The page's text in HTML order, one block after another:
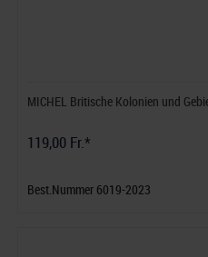
MICHEL Britische Kolonien und
119,00 Fr.*
Best.Nummer 6019-2023